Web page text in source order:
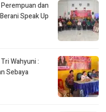
dan
Speak Up
Wahyuni :
Sebaya